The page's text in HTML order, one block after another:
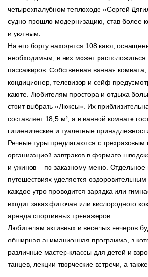
четырехпалубном теплоходе «Сергей
судно прошло модернизацию, став более
и уютным.
На его борту находятся 108 кают,
необходимым, в них может расположиться
пассажиров. Собственная ванная комната,
кондиционер, телевизор и сейф
каюте. Любителям простора и отдыха
стоит выбрать «Люксы». Их
составляет 18,5 м², а в ванной комнате
гигиенические и туалетные
Речные туры предлагаются с трехразовым
организацией завтраков в формате
и ужинов – по заказному меню. Отдельное
путешествиях уделяется
каждое утро проводится зарядка или
входит заказ фиточая или кислородного
аренда спортивных тренажеров.
Любителям активных и веселых вечеров
обширная анимационная программа, в
различные мастер-классы для детей и
танцев, лекции творческие встречи, а